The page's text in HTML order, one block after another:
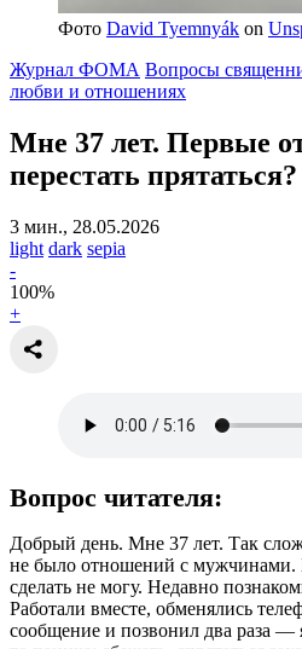
Фото David Tyemnyák on
Журнал ФОМА Вопросы
любви и отношениях
Мне 37 лет. Первые
перестать прятаться?
3 мин., 28.05.2026
light dark sepia
-
100%
+
Вопрос читателя:
Добрый день. Мне 37 лет. Так
не было отношений с мужчинами.
сделать не могу. Недавно
Работали вместе, обменялись
сообщение и позвонил два раза —